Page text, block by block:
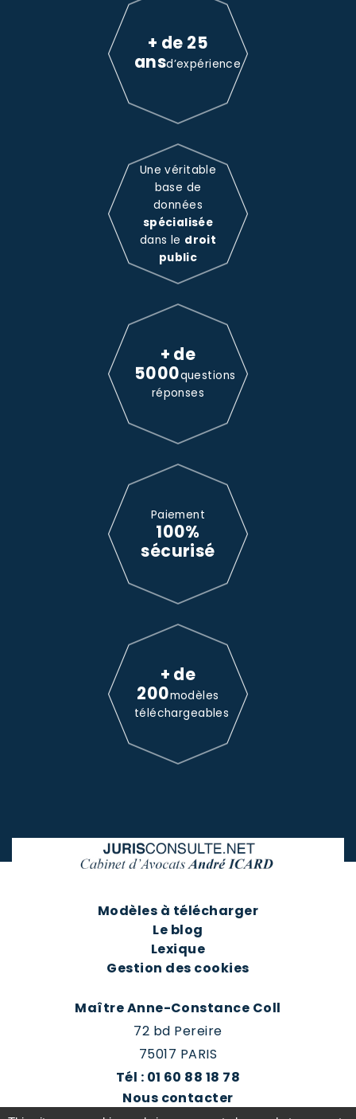
+ de 25
ansd’expérience
Une véritable
base de
données
spécialisée
dans le droit
public
+ de
5000questions
réponses
Paiement
100%
sécurisé
+ de
200modèles
téléchargeables
Modèles à télécharger
Le blog
Lexique
Gestion des cookies
Maître Anne-Constance Coll
72 bd Pereire
75017 PARIS
Tél : 01 60 88 18 78
Nous contacter